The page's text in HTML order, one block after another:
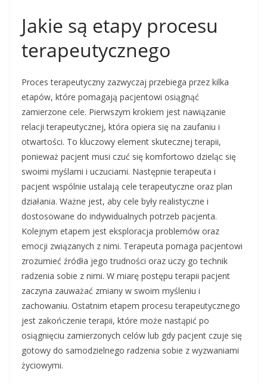
Jakie są etapy procesu
terapeutycznego
Proces terapeutyczny zazwyczaj przebiega przez kilka
etapów, które pomagają pacjentowi osiągnąć
zamierzone cele. Pierwszym krokiem jest nawiązanie
relacji terapeutycznej, która opiera się na zaufaniu i
otwartości. To kluczowy element skutecznej terapii,
ponieważ pacjent musi czuć się komfortowo dzieląc się
swoimi myślami i uczuciami. Następnie terapeuta i
pacjent wspólnie ustalają cele terapeutyczne oraz plan
działania. Ważne jest, aby cele były realistyczne i
dostosowane do indywidualnych potrzeb pacjenta.
Kolejnym etapem jest eksploracja problemów oraz
emocji związanych z nimi. Terapeuta pomaga pacjentowi
zrozumieć źródła jego trudności oraz uczy go technik
radzenia sobie z nimi. W miarę postępu terapii pacjent
zaczyna zauważać zmiany w swoim myśleniu i
zachowaniu. Ostatnim etapem procesu terapeutycznego
jest zakończenie terapii, które może nastąpić po
osiągnięciu zamierzonych celów lub gdy pacjent czuje się
gotowy do samodzielnego radzenia sobie z wyzwaniami
życiowymi.